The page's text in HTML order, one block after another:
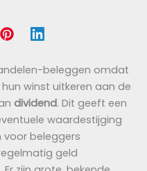
beleggen omdat
winst uitkeren aan de
dividend. Dit geeft een
waardestijging
voor beleggers
geld